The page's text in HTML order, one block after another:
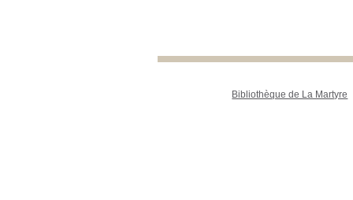
Bibliothèque de La Martyre